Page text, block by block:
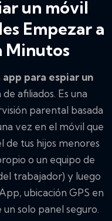
un móvil
Empezar a
Minutos
app para espiar un
afiliados. Es una
parental basada
vez en el móvil que
de tus hijos menores
o un equipo de
trabajador) y luego
ubicación GPS en
solo panel seguro.